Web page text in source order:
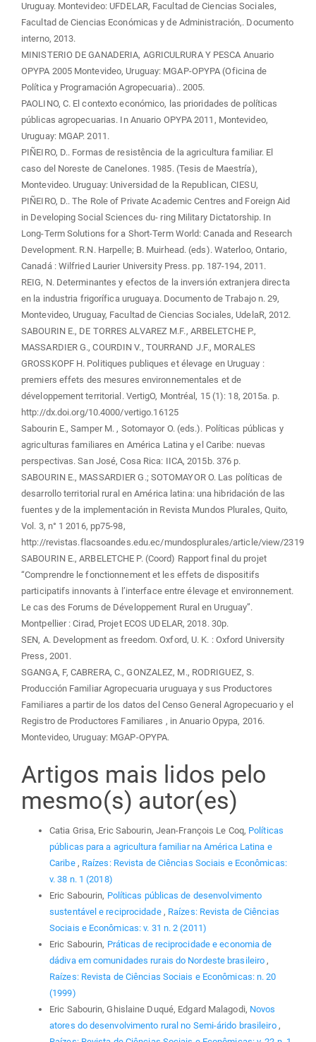
Uruguay. Montevideo: UFDELAR, Facultad de Ciencias Sociales,
Facultad de Ciencias Económicas y de Administración,. Documento
interno, 2013.
MINISTERIO DE GANADERIA, AGRICULRURA Y PESCA Anuario
OPYPA 2005 Montevideo, Uruguay: MGAP-OPYPA (Oficina de
Política y Programación Agropecuaria).. 2005.
PAOLINO, C. El contexto económico, las prioridades de políticas
públicas agropecuarias. In Anuario OPYPA 2011, Montevideo,
Uruguay: MGAP. 2011.
PIÑEIRO, D.. Formas de resistência de la agricultura familiar. El
caso del Noreste de Canelones. 1985. (Tesis de Maestría),
Montevideo. Uruguay: Universidad de la Republican, CIESU,
PIÑEIRO, D.. The Role of Private Academic Centres and Foreign Aid
in Developing Social Sciences du- ring Military Dictatorship. In
Long-Term Solutions for a Short-Term World: Canada and Research
Development. R.N. Harpelle; B. Muirhead. (eds). Waterloo, Ontario,
Canadá : Wilfried Laurier University Press. pp. 187-194, 2011.
REIG, N. Determinantes y efectos de la inversión extranjera directa
en la industria frigorífica uruguaya. Documento de Trabajo n. 29,
Montevideo, Uruguay, Facultad de Ciencias Sociales, UdelaR, 2012.
SABOURIN E., DE TORRES ALVAREZ M.F., ARBELETCHE P.,
MASSARDIER G., COURDIN V., TOURRAND J.F., MORALES
GROSSKOPF H. Politiques publiques et élevage en Uruguay :
premiers effets des mesures environnementales et de
développement territorial. VertigO, Montréal, 15 (1): 18, 2015a. p.
http://dx.doi.org/10.4000/vertigo.16125
Sabourin E., Samper M. , Sotomayor O. (eds.). Políticas públicas y
agriculturas familiares en América Latina y el Caribe: nuevas
perspectivas. San José, Cosa Rica: IICA, 2015b. 376 p.
SABOURIN E., MASSARDIER G.; SOTOMAYOR O. Las políticas de
desarrollo territorial rural en América latina: una hibridación de las
fuentes y de la implementación in Revista Mundos Plurales, Quito,
Vol. 3, n° 1 2016, pp75-98,
http://revistas.flacsoandes.edu.ec/mundosplurales/article/view/2319
SABOURIN E., ARBELETCHE P. (Coord) Rapport final du projet
“Comprendre le fonctionnement et les effets de dispositifs
participatifs innovants à l’interface entre élevage et environnement.
Le cas des Forums de Développement Rural en Uruguay”.
Montpellier : Cirad, Projet ECOS UDELAR, 2018. 30p.
SEN, A. Development as freedom. Oxford, U. K. : Oxford University
Press, 2001.
SGANGA, F, CABRERA, C., GONZALEZ, M., RODRIGUEZ, S.
Producción Familiar Agropecuaria uruguaya y sus Productores
Familiares a partir de los datos del Censo General Agropecuario y el
Registro de Productores Familiares , in Anuario Opypa, 2016.
Montevideo, Uruguay: MGAP-OPYPA.
Artigos mais lidos pelo
mesmo(s) autor(es)
Catia Grisa, Eric Sabourin, Jean-François Le Coq, Políticas
públicas para a agricultura familiar na América Latina e
Caribe , Raízes: Revista de Ciências Sociais e Econômicas:
v. 38 n. 1 (2018)
Eric Sabourin, Políticas públicas de desenvolvimento
sustentável e reciprocidade , Raízes: Revista de Ciências
Sociais e Econômicas: v. 31 n. 2 (2011)
Eric Sabourin, Práticas de reciprocidade e economia de
dádiva em comunidades rurais do Nordeste brasileiro ,
Raízes: Revista de Ciências Sociais e Econômicas: n. 20
(1999)
Eric Sabourin, Ghislaine Duqué, Edgard Malagodi, Novos
atores do desenvolvimento rural no Semi-árido brasileiro ,